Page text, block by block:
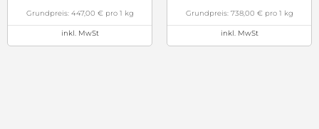
Grundpreis: 447,00 € pro 1 kg
inkl. MwSt
Grundpreis: 738,00 € pro 1 kg
inkl. MwSt